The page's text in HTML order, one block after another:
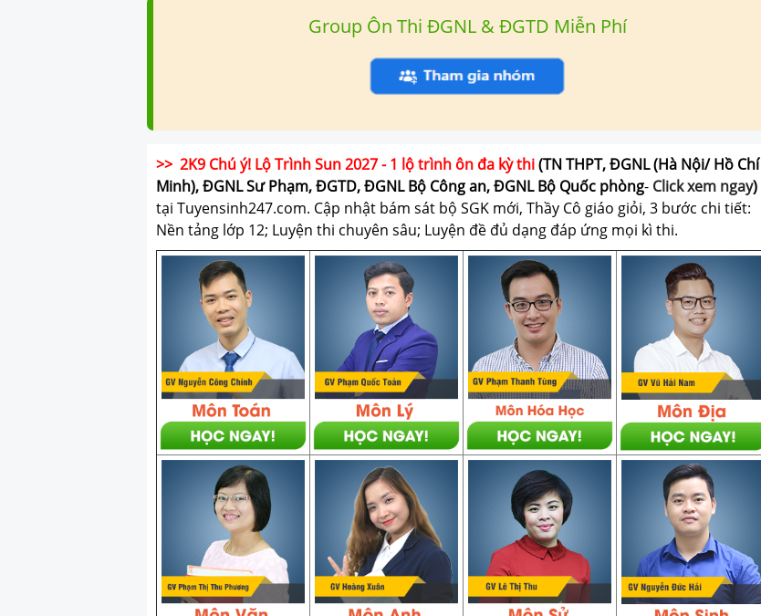
Group Ôn Thi ĐGNL & ĐGTD Miễn Phí
>> 2K9 Chú ý! Lộ Trình Sun 2027 - 1 lộ trình ôn đa kỳ thi(TN THPT, ĐGNL (Hà Nội/ Hồ Chí
Minh), ĐGNL Sư Phạm, ĐGTD, ĐGNL Bộ Công an, ĐGNL Bộ Quốc phòng- Click xem ngay)
tại Tuyensinh247.com. Cập nhật bám sát bộ SGK mới, Thầy Cô giáo giỏi, 3 bước chi tiết:
Nền tảng lớp 12; Luyện thi chuyên sâu; Luyện đề đủ dạng đáp ứng mọi kì thi.